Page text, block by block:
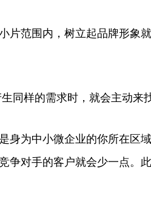
片范围内，树立起品牌形象
同样的需求时，就会主动
为中小微企业的你所在区
对手的客户就会少一点。